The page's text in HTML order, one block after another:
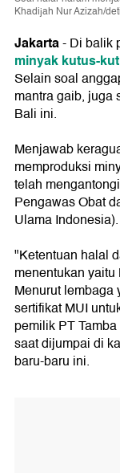
Khadijah Nur Azizah/
Jakarta- Di balik
minyak kutus-
Selain soal
mantra gaib, juga
Bali ini.
Menjawab
memproduksi
telah
Pengawas Obat
Ulama Indonesia).
"Ketentuan halal
menentukan
Menurut lembaga
sertifikat MUI
pemilik PT Tamba
saat dijumpai di
baru-baru ini.